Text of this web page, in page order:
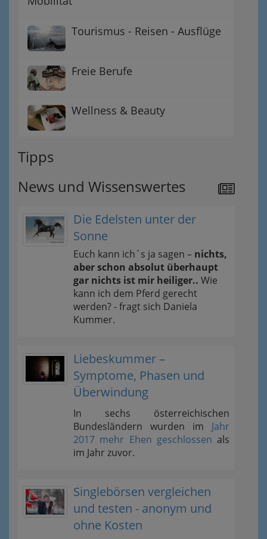
Tourismus - Reisen - Ausflüge
Freie Berufe
Wellness & Beauty
Tipps
News und Wissenswertes
Die Edelsten unter der
Sonne
Euch kann ich´s ja sagen – nichts,
aber schon absolut überhaupt
gar nichts ist mir heiliger.. Wie
kann ich dem Pferd gerecht
werden? - fragt sich Daniela
Kummer.
Liebeskummer –
Symptome, Phasen und
Überwindung
In sechs österreichischen
Bundesländern wurden im Jahr
2017 mehr Ehen geschlossen als
im Jahr zuvor.
Singlebörsen vergleichen
und testen - anonym und
ohne Kosten